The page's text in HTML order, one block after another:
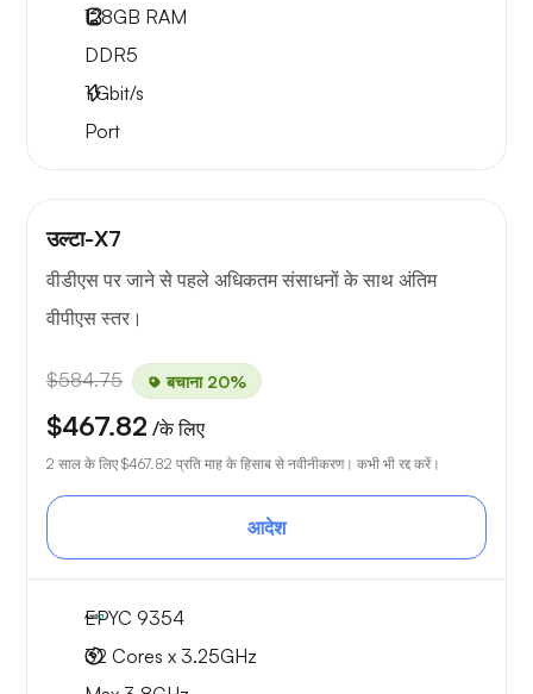
128GB RAM
DDR5
1Gbit/s
Port
उल्टा-X7
वीडीएस पर जाने से पहले अधिकतम संसाधनों के साथ अंतिम
वीपीएस स्तर।
$584.75 बचाना 20%
$467.82 /के लिए
2 साल के लिए $467.82 प्रति माह के हिसाब से नवीनीकरण। कभी भी रद्द करें।
आदेश
EPYC 9354
32 Cores x 3.25GHz